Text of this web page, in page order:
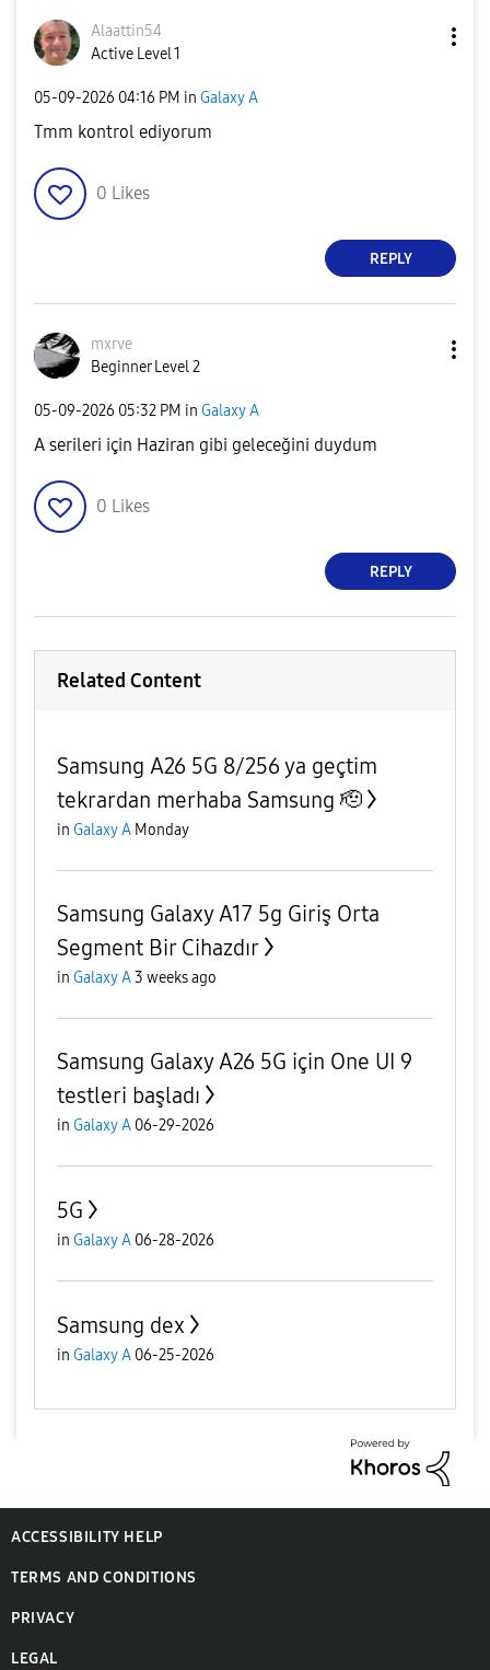
Alaattin54
Active Level 1
‎05-09-2026 04:16 PM in Galaxy A
Tmm kontrol ediyorum
0 Likes
REPLY
mxrve
Beginner Level 2
‎05-09-2026 05:32 PM in Galaxy A
A serileri için Haziran gibi geleceğini duydum
0 Likes
REPLY
Related Content
Samsung A26 5G 8/256 ya geçtim
tekrardan merhaba Samsung 🫡
in Galaxy A Monday
Samsung Galaxy A17 5g Giriş Orta
Segment Bir Cihazdır
in Galaxy A3 weeks ago
Samsung Galaxy A26 5G için One UI 9
testleri başladı
in Galaxy A 06-29-2026
5G
in Galaxy A 06-28-2026
Samsung dex
in Galaxy A 06-25-2026
ACCESSIBILITY HELP
TERMS AND CONDITIONS
PRIVACY
LEGAL